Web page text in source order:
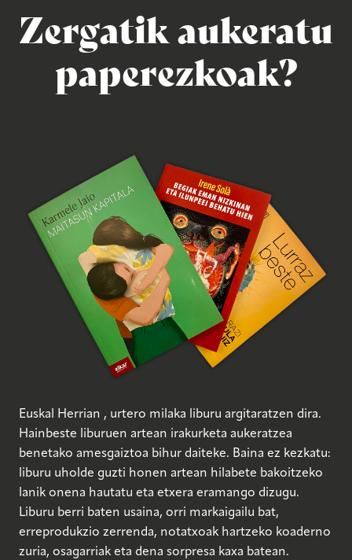
Zergatik aukeratu
paperezkoak?
Euskal Herrian , urtero milaka liburu argitaratzen dira.
Hainbeste liburuen artean irakurketa aukeratzea
benetako amesgaiztoa bihur daiteke. Baina ez kezkatu:
liburu uholde guzti honen artean hilabete bakoitzeko
lanik onena hautatu eta etxera eramango dizugu.
Liburu berri baten usaina, orri markaigailu bat,
erreprodukzio zerrenda, notatxoak hartzeko koaderno
zuria, osagarriak eta dena sorpresa kaxa batean.